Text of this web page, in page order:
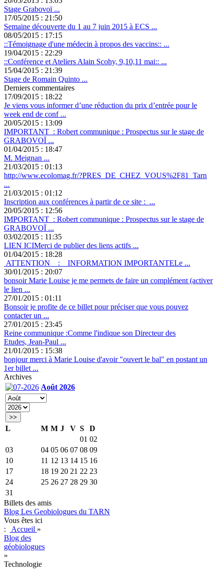
Stage Grabovoï ...
17/05/2015 : 21:50
Semaine découverte du 1 au 7 juin 2015 à ECS ...
08/05/2015 : 17:15
::Témoignage d'une médecin à propos des vaccins:: ...
19/04/2015 : 22:29
::Conférence et Ateliers Alain Scohy, 9,10,11 mai:: ...
15/04/2015 : 21:39
Stage de Romain Quinto ...
Derniers commentaires
17/09/2015 : 18:22
Je viens vous informer d’une réduction du prix d’entrée pour le
week end de conf ...
20/05/2015 : 13:09
IMPORTANT : Robert communique : Prospectus sur le stage de
GRABOVOÏ ...
01/04/2015 : 18:47
M. Meignan ...
21/03/2015 : 01:13
http://www.ecolomag.fr/?PRES_DE_CHEZ_VOUS%2F81_Tarn
...
21/03/2015 : 01:12
Inscription aux conférences à partir de ce site : ...
20/05/2015 : 12:56
IMPORTANT : Robert communique : Prospectus sur le stage de
GRABOVOÏ ...
03/02/2015 : 11:35
LIEN ICIMerci de publier des liens actifs ...
01/04/2015 : 18:28
ATTENTION : INFORMATION IMPORTANTELe ...
30/01/2015 : 20:07
bonsoir Marie Louise je me permets de faire un complément (activer
le lien ...
27/01/2015 : 01:11
Bonsoir je profite de ce billet pour préciser que vous pouvez
contacter un ...
27/01/2015 : 23:45
Reine communique :Comme l'indique son Directeur des
Etudes, Jean-Paul ...
21/01/2015 : 15:38
bonjour merci à Marie Louise d'avoir "ouvert le bal" en postant un
1er billet ...
Archives
Août 2026
>>
L M M J V S
D
01 02
03
04 05 06 07 08 09
10
11 12 13 14 15 16
17
18 19 20 21 22 23
24
25 26 27 28 29 30
31
Billets des amis
Blog Les Geobiologues du TARN
Vous êtes ici
:
Accueil »
Blog des
géobiologues
»
Technologie